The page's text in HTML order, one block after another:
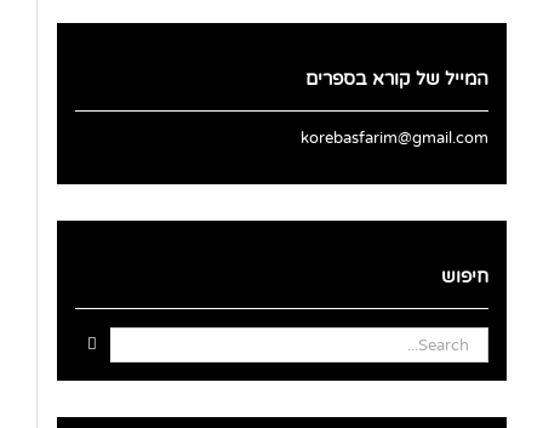
המייל של קורא בספרים
korebasfarim@gmail.com
חיפוש
Search
for: